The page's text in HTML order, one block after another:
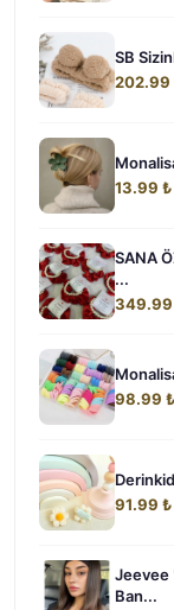
SB
202.99
13.99 ₺
SANA
...
349.99
98.99 ₺
91.99 ₺
Jeevee
Ban...